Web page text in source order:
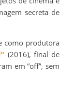
secreta de
como produtora
(2016), final de
em “off”, sem